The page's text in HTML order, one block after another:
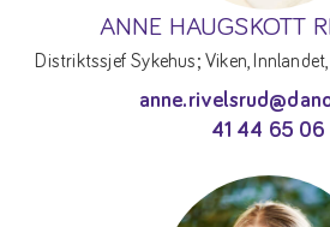
ANNE HAUGSKOTT
Distriktssjef Sykehus; Viken,
41 44 65 06